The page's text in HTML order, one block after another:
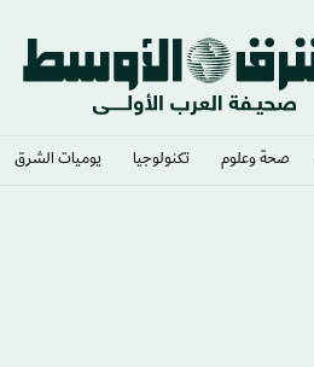
صحة وعلوم تكنولوجيا يوميات الشرق​